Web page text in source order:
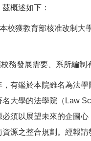
概述如下：
獲教育部核准改制大
務發展需要、系所編
有鑑於本院雖名為法
大學的法學院（Law
須以展望未來的企圖
源之整合規劃。經報